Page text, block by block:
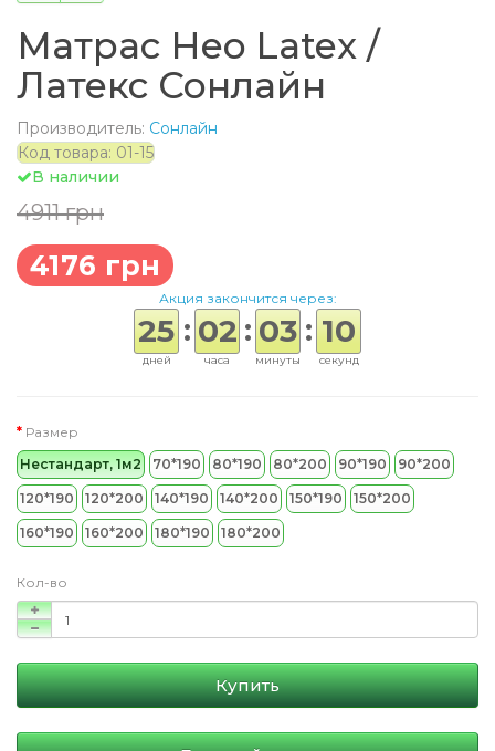
Матрас Нео Latex /
Латекс Сонлайн
Производитель: Сонлайн
Код товара: 01-15
В наличии
4911 грн
4176 грн
Акция закончится через:
25
дней
:02
часа
: 03
минуты
: 10
секунд
Размер
Нестандарт, 1м2
70*190 80*190 80*200 90*190 90*200
120*190 120*200 140*190 140*200 150*190 150*200
160*190 160*200 180*190 180*200
Кол-во
Купить